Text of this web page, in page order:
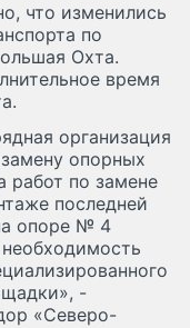
что изменились
по
Охта.
время
организация
опорных
работ по замене
последней
опоре № 4
-
«Северо-